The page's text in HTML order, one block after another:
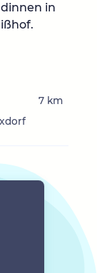
in
7 km